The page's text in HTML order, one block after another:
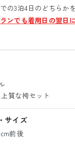
の3泊4日のどちらか
ンでも着用日の翌日
質な袴セット
サイズ
前後